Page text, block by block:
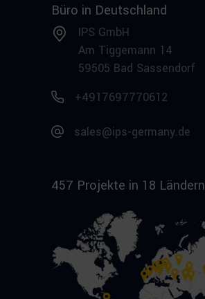
Büro in Deutschland
IPS GmbH
Am Tiggemann 14
59505 Bad Sassendorf
+4917697770612
sales@ips-germany.de
457 Projekte in 18 Ländern